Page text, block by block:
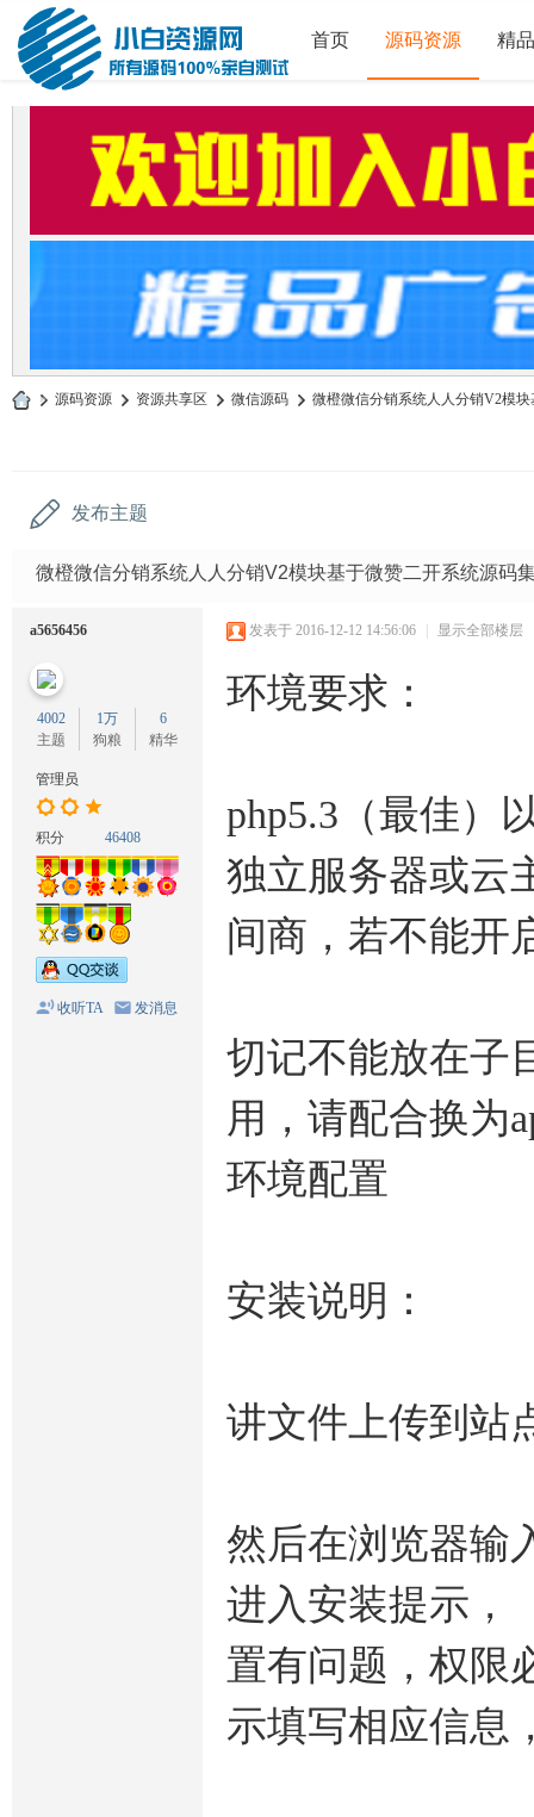
首页 源码资源 精
» 源码资源 › 资源共享区 › 微信源码 › 微橙微信分销系统人人分销V2模
发布主题
微橙微信分销系统人人分销V2模块基于微赞二开系统源码
a5656456
4002
主题
1万
狗粮
6
精华
管理员
积分 46408
收听TA 发消息
发表于 2016-12-12 14:56:06 | 显示全部楼层
环境要求：
php5.3（最佳）
独立服务器或云
间商，若不能开
切记不能放在子
用，请配合换为
环境配置
安装说明：
讲文件上传到站
然后在浏览器输
进入安装提示，
置有问题，权限
示填写相应信息